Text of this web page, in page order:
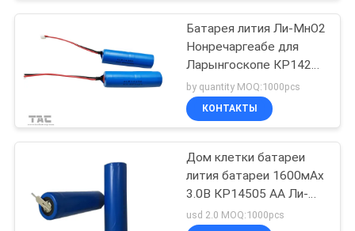
Батарея лития Ли-МнО2
Нонречаргеабе для
Ларынгоскопе КР14250
6.0В 850мАх
by quantity MOQ:1000pcs
КОНТАКТЫ
Дом клетки батареи
лития батареи 1600мАх
3.0В КР14505 АА Ли-
Мно2 основной умный
usd 2.0 MOQ:1000pcs